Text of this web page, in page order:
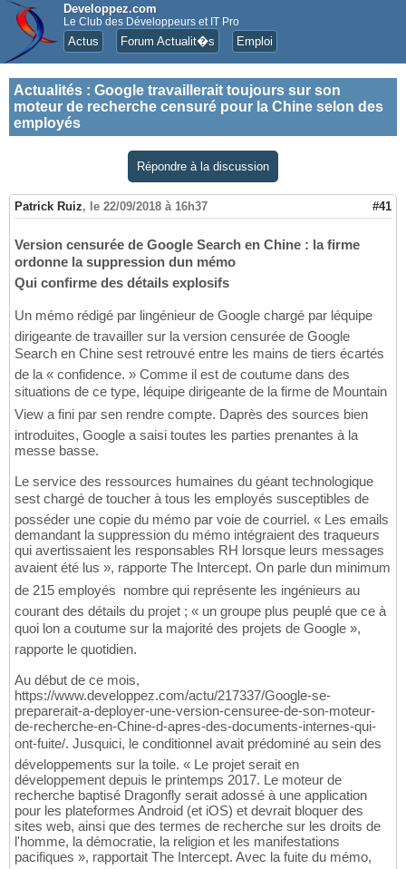
Developpez.com
Le Club des Développeurs et IT Pro
Actus Forum Actualit�s Emploi
Actualités : Google travaillerait toujours sur son
moteur de recherche censuré pour la Chine selon des
employés
Répondre à la discussion
Patrick Ruiz, le 22/09/2018 à 16h37 #41
Version censurée de Google Search en Chine : la firme
ordonne la suppression dun mémo
Qui confirme des détails explosifs
Un mémo rédigé par lingénieur de Google chargé par léquipe
dirigeante de travailler sur la version censurée de Google
Search en Chine sest retrouvé entre les mains de tiers écartés
de la « confidence. » Comme il est de coutume dans des
situations de ce type, léquipe dirigeante de la firme de Mountain
View a fini par sen rendre compte. Daprès des sources bien
introduites, Google a saisi toutes les parties prenantes à la
messe basse.
Le service des ressources humaines du géant technologique
sest chargé de toucher à tous les employés susceptibles de
posséder une copie du mémo par voie de courriel. « Les emails
demandant la suppression du mémo intégraient des traqueurs
qui avertissaient les responsables RH lorsque leurs messages
avaient été lus », rapporte The Intercept. On parle dun minimum
de 215 employés  nombre qui représente les ingénieurs au
courant des détails du projet ; « un groupe plus peuplé que ce à
quoi lon a coutume sur la majorité des projets de Google »,
rapporte le quotidien.
Au début de ce mois,
https://www.developpez.com/actu/217337/Google-se-
preparerait-a-deployer-une-version-censuree-de-son-moteur-
de-recherche-en-Chine-d-apres-des-documents-internes-qui-
ont-fuite/. Jusquici, le conditionnel avait prédominé au sein des
développements sur la toile. « Le projet serait en
développement depuis le printemps 2017. Le moteur de
recherche baptisé Dragonfly serait adossé à une application
pour les plateformes Android (et iOS) et devrait bloquer des
sites web, ainsi que des termes de recherche sur les droits de
l'homme, la démocratie, la religion et les manifestations
pacifiques », rapportait The Intercept. Avec la fuite du mémo,